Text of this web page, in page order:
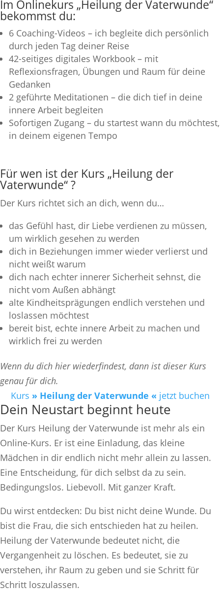
Im Onlinekurs „Heilung der Vaterwunde“
bekommst du:
6 Coaching-Videos – ich begleite dich persönlich
durch jeden Tag deiner Reise
42-seitiges digitales Workbook – mit
Reflexionsfragen, Übungen und Raum für deine
Gedanken
2 geführte Meditationen – die dich tief in deine
innere Arbeit begleiten
Sofortigen Zugang – du startest wann du möchtest,
in deinem eigenen Tempo
Für wen ist der Kurs „Heilung der
Vaterwunde“ ?
Der Kurs richtet sich an dich, wenn du…
das Gefühl hast, dir Liebe verdienen zu müssen,
um wirklich gesehen zu werden
dich in Beziehungen immer wieder verlierst und
nicht weißt warum
dich nach echter innerer Sicherheit sehnst, die
nicht vom Außen abhängt
alte Kindheitsprägungen endlich verstehen und
loslassen möchtest
bereit bist, echte innere Arbeit zu machen und
wirklich frei zu werden
Wenn du dich hier wiederfindest, dann ist dieser Kurs
genau für dich.
Kurs » Heilung der Vaterwunde « jetzt buchen
Dein Neustart beginnt heute
Der Kurs Heilung der Vaterwunde ist mehr als ein
Online-Kurs. Er ist eine Einladung, das kleine
Mädchen in dir endlich nicht mehr allein zu lassen.
Eine Entscheidung, für dich selbst da zu sein.
Bedingungslos. Liebevoll. Mit ganzer Kraft.
Du wirst entdecken: Du bist nicht deine Wunde. Du
bist die Frau, die sich entschieden hat zu heilen.
Heilung der Vaterwunde bedeutet nicht, die
Vergangenheit zu löschen. Es bedeutet, sie zu
verstehen, ihr Raum zu geben und sie Schritt für
Schritt loszulassen.